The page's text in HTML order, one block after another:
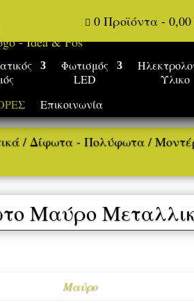
 0 Προϊόντα - 0,00
Φωτισμός
LED
Υλικο
Επικοινωνία
/Δίφωτα - Πολύφωτα /
Μαύρο
Μαύρο